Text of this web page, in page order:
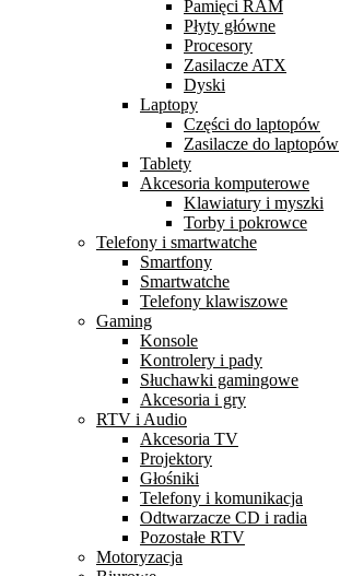
Pamięci RAM
Płyty główne
Procesory
Zasilacze ATX
Dyski
Laptopy
Części do laptopów
Zasilacze do laptopów
Tablety
Akcesoria komputerowe
Klawiatury i myszki
Torby i pokrowce
Telefony i smartwatche
Smartfony
Smartwatche
Telefony klawiszowe
Gaming
Konsole
Kontrolery i pady
Słuchawki gamingowe
Akcesoria i gry
RTV i Audio
Akcesoria TV
Projektory
Głośniki
Telefony i komunikacja
Odtwarzacze CD i radia
Pozostałe RTV
Motoryzacja